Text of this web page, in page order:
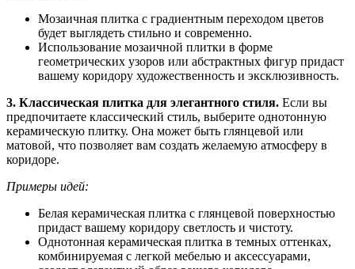
Мозаичная плитка с градиентным переходом цветов
будет выглядеть стильно и современно.
Использование мозаичной плитки в форме
геометрических узоров или абстрактных фигур придаст
вашему коридору художественность и эксклюзивность.
3. Классическая плитка для элегантного стиля. Если вы
предпочитаете классический стиль, выберите однотонную
керамическую плитку. Она может быть глянцевой или
матовой, что позволяет вам создать желаемую атмосферу в
коридоре.
Примеры идей:
Белая керамическая плитка с глянцевой поверхностью
придаст вашему коридору светлость и чистоту.
Однотонная керамическая плитка в темных оттенках,
комбинируемая с легкой мебелью и аксессуарами,